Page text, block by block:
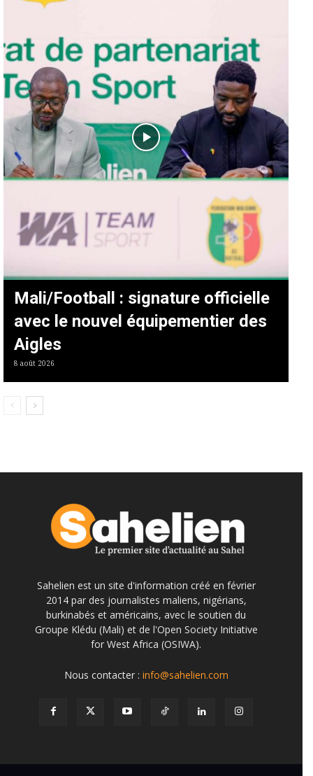
Mali/Football : signature officielle
avec le nouvel équipementier des
Aigles
8 août 2026
Sahelien est un site d'information créé en février
2014 par des journalistes maliens, nigérians,
burkinabés et américains, avec le soutien du
Groupe Klédu (Mali) et de l'Open Society Initiative
for West Africa (OSIWA).
Nous contacter : info@sahelien.com